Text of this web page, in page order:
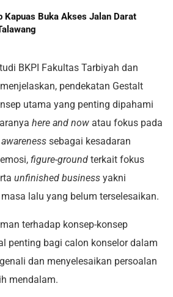
Kapuas Buka Akses Jalan Darat
BKPI Fakultas Tarbiyah dan
pendekatan Gestalt
utama yang penting dipahami
here and now atau fokus pada
awareness sebagai kesadaran
figure-ground terkait fokus
unfinished business yakni
lalu yang belum terselesaikan.
terhadap konsep-konsep
penting bagi calon konselor dalam
dan menyelesaikan persoalan
mendalam.